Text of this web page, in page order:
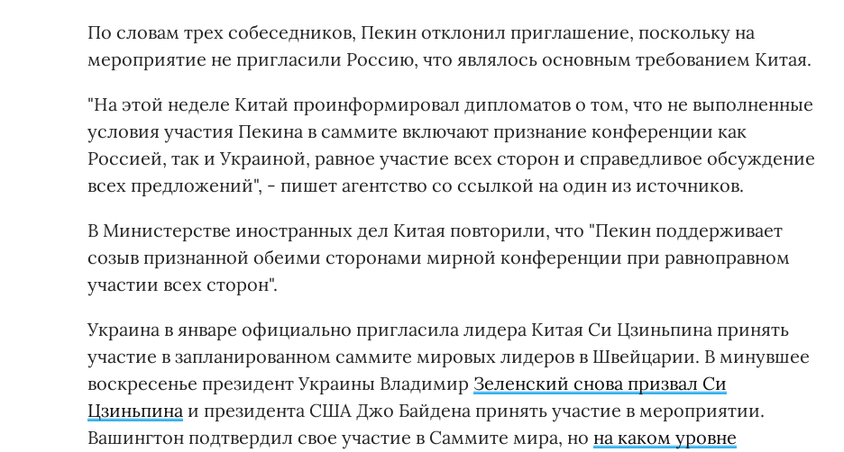
По словам трех собеседников, Пекин отклонил приглашение, поскольку на
мероприятие не пригласили Россию, что являлось основным требованием Китая.
"На этой неделе Китай проинформировал дипломатов о том, что не выполненные
условия участия Пекина в саммите включают признание конференции как
Россией, так и Украиной, равное участие всех сторон и справедливое обсуждение
всех предложений", - пишет агентство со ссылкой на один из источников.
В Министерстве иностранных дел Китая повторили, что "Пекин поддерживает
созыв признанной обеими сторонами мирной конференции при равноправном
участии всех сторон".
Украина в январе официально пригласила лидера Китая Си Цзиньпина принять
участие в запланированном саммите мировых лидеров в Швейцарии. В минувшее
воскресенье президент Украины Владимир Зеленский снова призвал Си
Цзиньпина и президента США Джо Байдена принять участие в мероприятии.
Вашингтон подтвердил свое участие в Саммите мира, но на каком уровне